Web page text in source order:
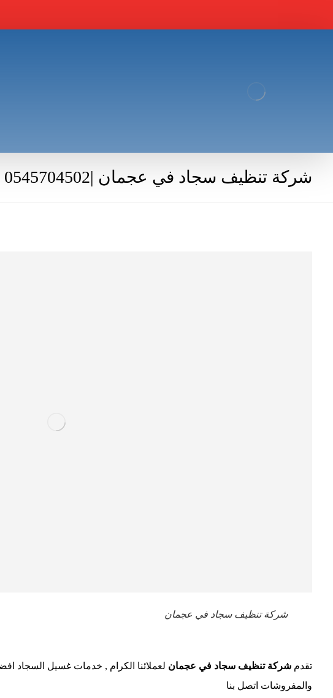
شركة تنظيف سجاد في عجمان |0545704502
شركة تنظيف سجاد في عجمان
تقدم شركة تنظيف سجاد في عجمان لعملائنا الكرام , خدمات غسيل السجاد
والمفروشات اتصل بنا